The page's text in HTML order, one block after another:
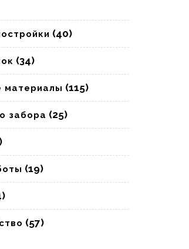
(40)
(34)
материалы (115)
забора (25)
(19)
(57)